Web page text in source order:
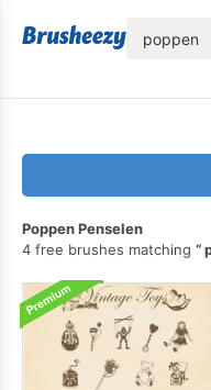
Poppen Penselen
4 free brushes matching